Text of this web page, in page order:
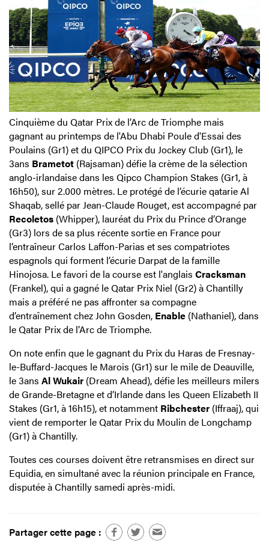
Cinquième du Qatar Prix de l’Arc de Triomphe mais
gagnant au printemps de l'Abu Dhabi Poule d'Essai des
Poulains (Gr1) et du QIPCO Prix du Jockey Club (Gr1), le
3ans Brametot (Rajsaman) défie la crème de la sélection
anglo-irlandaise dans les Qipco Champion Stakes (Gr1, à
16h50), sur 2.000 mètres. Le protégé de l’écurie qatarie Al
Shaqab, sellé par Jean-Claude Rouget, est accompagné par
Recoletos (Whipper), lauréat du Prix du Prince d’Orange
(Gr3) lors de sa plus récente sortie en France pour
l’entraîneur Carlos Laffon-Parias et ses compatriotes
espagnols qui forment l’écurie Darpat de la famille
Hinojosa. Le favori de la course est l'anglais Cracksman
(Frankel), qui a gagné le Qatar Prix Niel (Gr2) à Chantilly
mais a préféré ne pas affronter sa compagne
d’entraînement chez John Gosden, Enable (Nathaniel), dans
le Qatar Prix de l’Arc de Triomphe.
On note enfin que le gagnant du Prix du Haras de Fresnay-
le-Buffard-Jacques le Marois (Gr1) sur le mile de Deauville,
le 3ans Al Wukair (Dream Ahead), défie les meilleurs milers
de Grande-Bretagne et d’Irlande dans les Queen Elizabeth II
Stakes (Gr1, à 16h15), et notamment Ribchester (Iffraaj), qui
vient de remporter le Qatar Prix du Moulin de Longchamp
(Gr1) à Chantilly.
Toutes ces courses doivent être retransmises en direct sur
Equidia, en simultané avec la réunion principale en France,
disputée à Chantilly samedi après-midi.
Partager cette page :